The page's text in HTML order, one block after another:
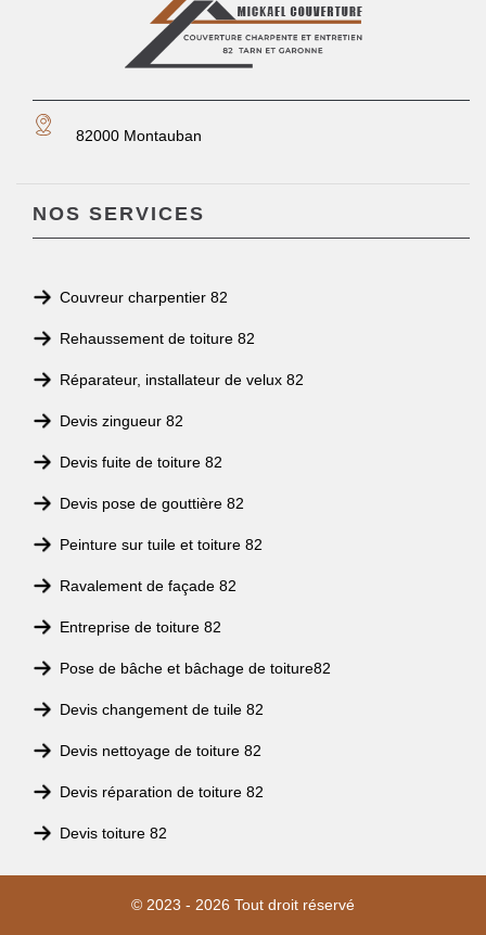
82000 Montauban
NOS SERVICES
Couvreur charpentier 82
Rehaussement de toiture 82
Réparateur, installateur de velux 82
Devis zingueur 82
Devis fuite de toiture 82
Devis pose de gouttière 82
Peinture sur tuile et toiture 82
Ravalement de façade 82
Entreprise de toiture 82
Pose de bâche et bâchage de toiture82
Devis changement de tuile 82
Devis nettoyage de toiture 82
Devis réparation de toiture 82
Devis toiture 82
© 2023 - 2026 Tout droit réservé